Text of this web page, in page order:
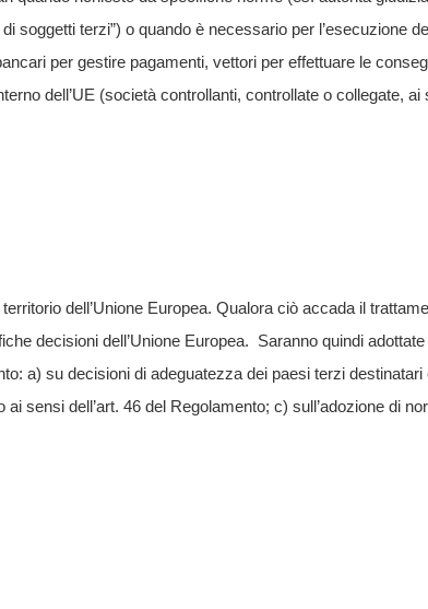
soggetti terzi”) o quando è necessario per l’esecuzione
per gestire pagamenti, vettori per effettuare le
dell’UE (società controllanti, controllate o collegate,
dell’Unione Europea. Qualora ciò accada il
decisioni dell’Unione Europea. Saranno quindi
a) su decisioni di adeguatezza dei paesi terzi
sensi dell’art. 46 del Regolamento; c) sull’adozione di